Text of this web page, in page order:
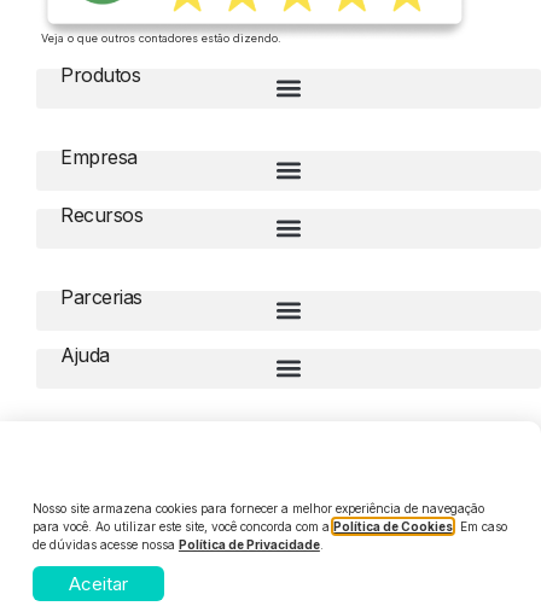
Veja o que outros contadores estão dizendo.
Produtos
Empresa
Recursos
Parcerias
Ajuda
Nosso site armazena cookies para fornecer a melhor experiência de navegação
para você. Ao utilizar este site, você concorda com a Política de Cookies. Em caso
de dúvidas acesse nossa Política de Privacidade.
Aceitar